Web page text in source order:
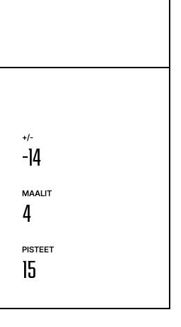
+/-
-14
MAALIT
4
PISTEET
15